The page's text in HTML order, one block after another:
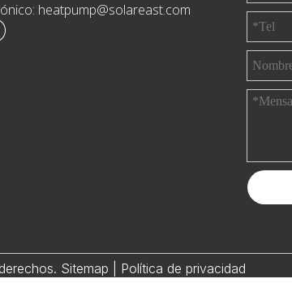
heatpump@solareast.com
Sitemap Política de privacidad